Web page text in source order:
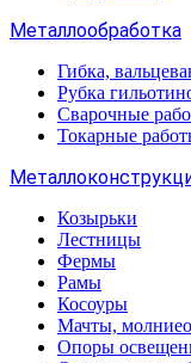
Металлообработка
Гибка,
Рубка
Сварочные
Токарные
Козырьки
Лестницы
Фермы
Рамы
Косоуры
Мачты,
Опоры